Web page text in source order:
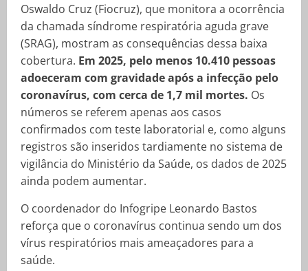
Oswaldo Cruz (Fiocruz), que monitora a ocorrência
da chamada síndrome respiratória aguda grave
(SRAG), mostram as consequências dessa baixa
cobertura. Em 2025, pelo menos 10.410 pessoas
adoeceram com gravidade após a infecção pelo
coronavírus, com cerca de 1,7 mil mortes. Os
números se referem apenas aos casos
confirmados com teste laboratorial e, como alguns
registros são inseridos tardiamente no sistema de
vigilância do Ministério da Saúde, os dados de 2025
ainda podem aumentar.
O coordenador do Infogripe Leonardo Bastos
reforça que o coronavírus continua sendo um dos
vírus respiratórios mais ameaçadores para a
saúde.